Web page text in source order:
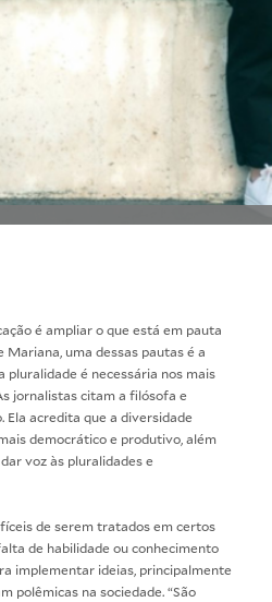
é ampliar o que está em pauta
Mariana, uma dessas pautas é a
é necessária nos mais
jornalistas citam a filósofa e
Ela acredita que a diversidade
democrático e produtivo, além
voz às pluralidades e
de serem tratados em certos
de habilidade ou conhecimento
implementar ideias, principalmente
polêmicas na sociedade. “São